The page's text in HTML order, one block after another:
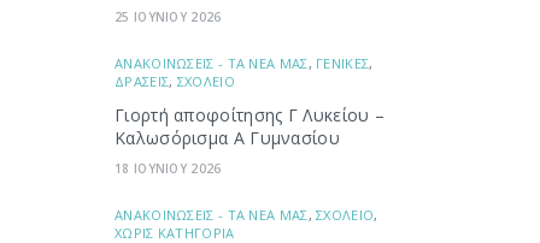
25 ΙΟΥΝΙΟΥ 2026
ΑΝΑΚΟΙΝΩΣΕΙΣ - ΤΑ ΝΕΑ ΜΑΣ, ΓΕΝΙΚΕΣ,
ΔΡΑΣΕΙΣ, ΣΧΟΛΕΙΟ
Γιορτή αποφοίτησης Γ Λυκείου –
Καλωσόρισμα Α Γυμνασίου
18 ΙΟΥΝΙΟΥ 2026
ΑΝΑΚΟΙΝΩΣΕΙΣ - ΤΑ ΝΕΑ ΜΑΣ,ΣΧΟΛΕΙΟ,
ΧΩΡΙΣ ΚΑΤΗΓΟΡΙΑ